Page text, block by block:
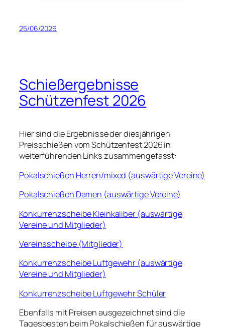
25/06/2026
Schießergebnisse
Schützenfest 2026
Hier sind die Ergebnisse der diesjährigen
Preisschießen vom Schützenfest 2026 in
weiterführenden Links zusammengefasst:
Pokalschießen Herren/mixed (auswärtige Vereine)
Pokalschießen Damen (auswärtige Vereine)
Konkurrenzscheibe Kleinkaliber (auswärtige
Vereine und Mitglieder)
Vereinsscheibe (Mitglieder)
Konkurrenzscheibe Luftgewehr (auswärtige
Vereine und Mitglieder)
Konkurrenzscheibe Luftgewehr Schüler
Ebenfalls mit Preisen ausgezeichnet sind die
Tagesbesten beim Pokalschießen für auswärtige